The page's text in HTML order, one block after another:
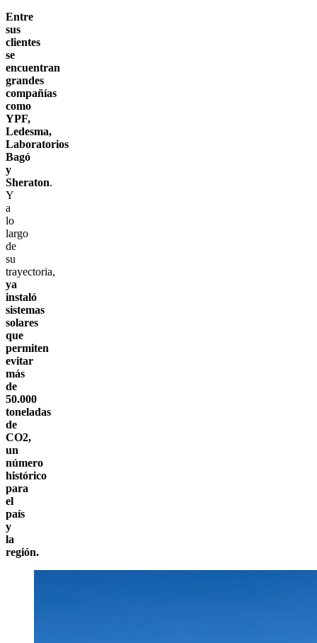
Entre
sus
clientes
se
encuentran
grandes
compañías
como
YPF,
Ledesma,
Laboratorios
Bagó
y
Sheraton.
Y
a
lo
largo
de
su
trayectoria,
ya
instaló
sistemas
solares
que
permiten
evitar
más
de
50.000
toneladas
de
CO2,
un
número
histórico
para
el
país
y
la
región.